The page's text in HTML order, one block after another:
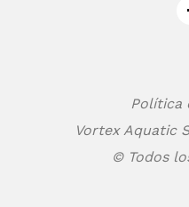
Política
Vortex Aquatic
© Todos